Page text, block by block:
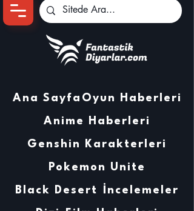
Ana Sayfa Oyun Haberleri
Anime Haberleri
Genshin Karakterleri
Pokemon Unite
Black Desert İncelemeler